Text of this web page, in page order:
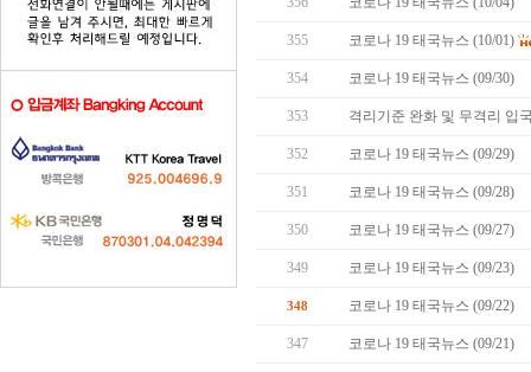
355 코로나 19 태국뉴스 (10/01)
354 코로나 19 태국뉴스 (09/30)
353 격리기준 완화 및 무격리 입
352 코로나 19 태국뉴스 (09/29)
351 코로나 19 태국뉴스 (09/28)
350 코로나 19 태국뉴스 (09/27)
349 코로나 19 태국뉴스 (09/23)
348 코로나 19 태국뉴스 (09/22)
347 코로나 19 태국뉴스 (09/21)